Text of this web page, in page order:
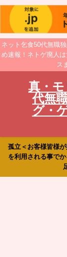
ネット乞食50代無職
め速報！ネトゲ廃人
ス
真・
代無
グ・
孤立＜お客様皆様
を利用される事で